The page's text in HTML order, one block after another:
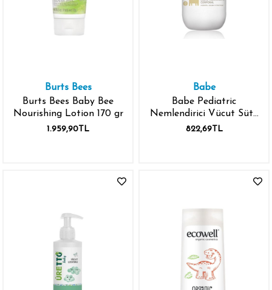
Burts Bees
Burts Bees Baby Bee
Nourishing Lotion 170 gr
1.959,90TL
Babe
Babe Pediatric
Nemlendirici Vücut Sütü
100 ml
822,69TL